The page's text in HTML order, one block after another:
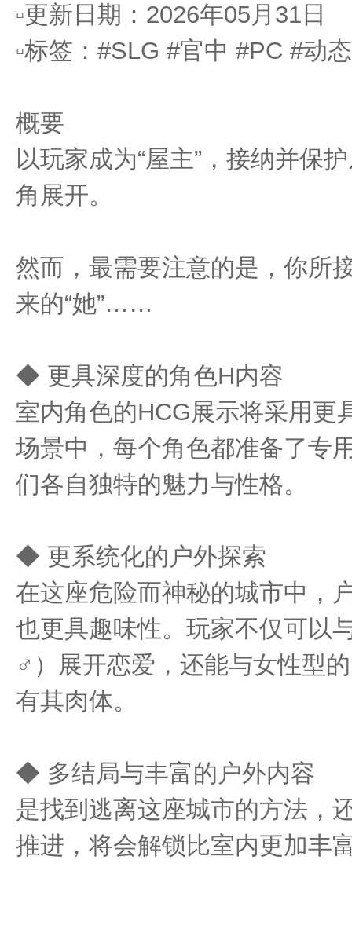
▫️更新日期：2026年05月31日
▫️标签：#SLG #官中 #PC #动
概要
以玩家成为“屋主”，接纳并保
角展开。
然而，最需要注意的是，你所
来的“她”……
◆ 更具深度的角色H内容
室内角色的HCG展示将采用更
场景中，每个角色都准备了专
们各自独特的魅力与性格。
◆ 更系统化的户外探索
在这座危险而神秘的城市中，
也更具趣味性。玩家不仅可以
♂）展开恋爱，还能与女性型
有其肉体。
◆ 多结局与丰富的户外内容
是找到逃离这座城市的方法，
推进，将会解锁比室内更加丰